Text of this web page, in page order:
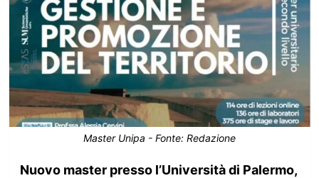
Master Unipa - Fonte: Redazione
Nuovo master presso l’Università di Palermo,